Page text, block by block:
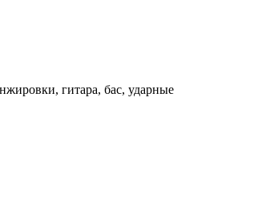
гитара, бас, ударные